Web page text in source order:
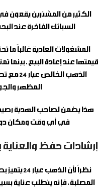
الكثير من المشترين يقعون
السبائك الفاخرة عند
المشغولات العادية غالباً
قيمتها عند إعادة البيع، بينما
الذهب
المظهر
هذا يضمن لصاحب الهدية رصيداً
في أي وقت ومكان دون
إرشادات حفظ
نظراً لأن
المصلبة، فإنه يتطلب عناية